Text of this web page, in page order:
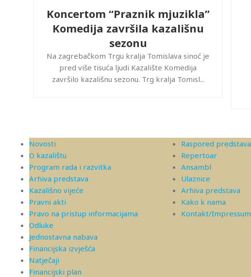
Koncertom “Praznik mjuzikla”
Komedija završila kazališnu
sezonu
Na zagrebačkom Trgu kralja Tomislava sinoć je
pred više tisuća ljudi Kazalište Komedija
završilo kazališnu sezonu. Trg kralja Tomisl...
Novosti
O kazalištu
Program rada i razvitka
Arhiva predstava
Kazališno vijeće
Pravni akti
Pravo na pristup informacijama
Odluke
Jednostavna nabava
Financijska izvješća
Natječaji
Financijski plan
Raspored predstava
Repertoar
Ansambl
Ulaznice
Arhiva predstava
Kako k nama
Kontakt/Impressum